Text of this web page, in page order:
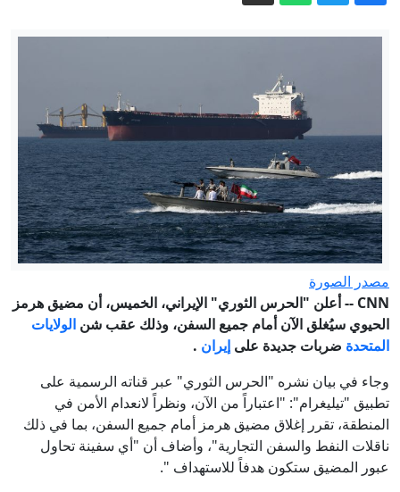
نتنياهو رافضاً خطة ترامب لغزة: لا انسحاب
قبل نزع سلاح حماس
سارة نتنياهو.. من تنظيف المكاتب
ومقصورة الطائرة إلى كواليس الحكم
إسرائيل متهمة باستخدام علم الآثار كسلاح
في المواقع الأثرية في الضفة الغربية
في طور إستكمال الدراسات والإجراءات
الفنية والبيئية
مصدر الصورة
CNN --
أعلن "الحرس الثوري" الإيراني، الخميس، أن مضيق هرمز
الحيوي سيُغلق الآن أمام جميع السفن، وذلك عقب شن الولايات
المتحدة ضربات جديدة على إيران .
وجاء في بيان نشره "الحرس الثوري" عبر قناته الرسمية على
تطبيق "تيليغرام": "اعتباراً من الآن، ونظراً لانعدام الأمن في
المنطقة، تقرر إغلاق مضيق هرمز أمام جميع السفن، بما في ذلك
ناقلات النفط والسفن التجارية"، وأضاف أن "أي سفينة تحاول
عبور المضيق ستكون هدفاً للاستهداف ".